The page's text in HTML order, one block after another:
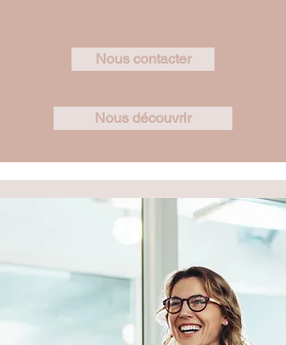
Nous contacter
Nous découvrir